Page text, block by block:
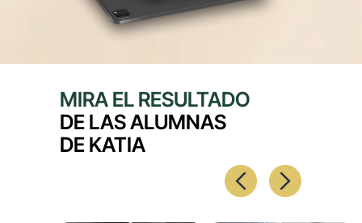
MIRA EL RESULTADO
DE LAS ALUMNAS
DE KATIA